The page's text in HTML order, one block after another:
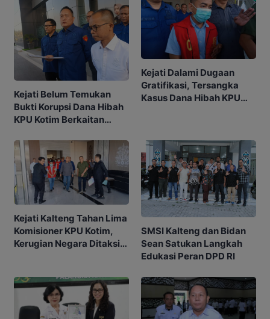
Kejati Belum Temukan
Bukti Korupsi Dana Hibah
KPU Kotim Berkaitan
Kejati Dalami Dugaan
Gratifikasi, Tersangka
Kasus Dana Hibah KPU
Kejati Kalteng Tahan Lima
Komisioner KPU Kotim,
Kerugian Negara Ditaksir
SMSI Kalteng dan Bidan
Sean Satukan Langkah
Edukasi Peran DPD RI